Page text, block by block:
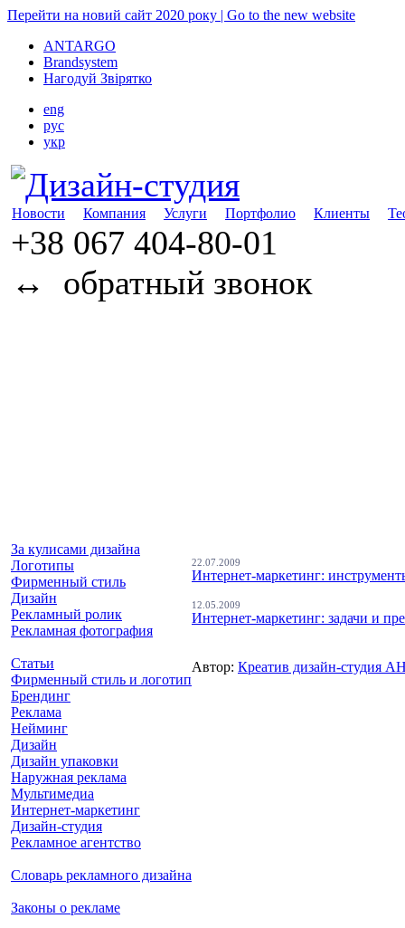
Перейти на новий сайт 2020 року | Go to the new website
ANTARGO
Brandsystem
Нагодуй Звірятко
eng
рус
укр
Новости Компания Услуги Портфолио Клиенты
+38 067 404-80-01
↔
обратный звонок
За кулисами дизайна
Логотипы
Фирменный стиль
Дизайн
Рекламный ролик
Рекламная фотография
Статьи
Фирменный стиль и логотип
Брендинг
Реклама
Нейминг
Дизайн
Дизайн упаковки
Наружная реклама
Мультимедиа
Интернет-маркетинг
Дизайн-студия
Рекламное агентство
Словарь рекламного дизайна
Законы о рекламе
22.07.2009
Интернет-маркетинг:
12.05.2009
Интернет-маркетинг: задачи и
Автор: Креатив дизайн-студия